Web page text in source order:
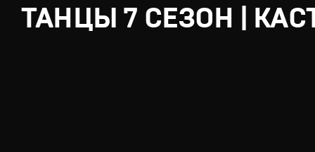
ТАНЦЫ 7 СЕЗОН |